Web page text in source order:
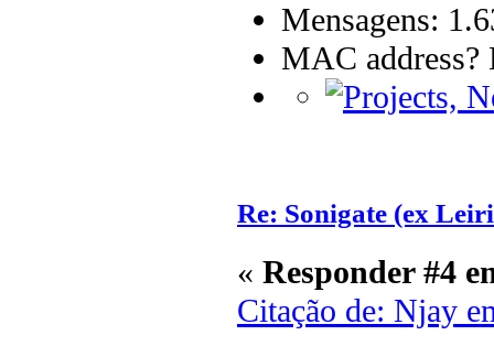
Mensagens:
MAC
Re: Sonigate (ex
« Responder #4
Citação de: Njay